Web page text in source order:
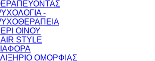
-
ΟΙΝΟΥ
STYLE
ΟΜΟΡΦΙΑΣ